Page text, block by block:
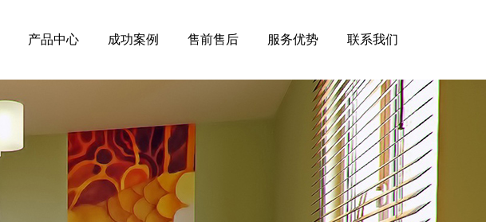
产品中心 成功案例 售前售后 服务优势 联系我们